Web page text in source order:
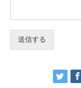
送信する